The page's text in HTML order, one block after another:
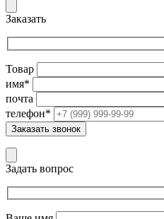
Заказать
Товар
имя*
почта
телефон*
Задать вопрос